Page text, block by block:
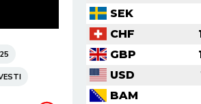
SEK
CHF
GBP
USD
BAM